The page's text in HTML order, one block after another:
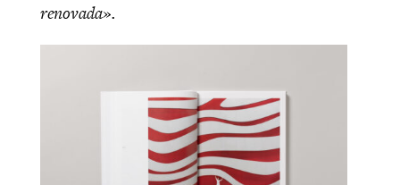
renovada».